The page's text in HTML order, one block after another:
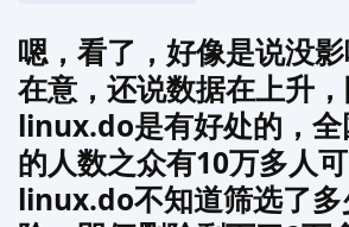
嗯，看了，好像是说没
在意，还说数据在上升
linux.do是有好处的，全
的人数之众有10万多人
linux.do不知道筛选了多